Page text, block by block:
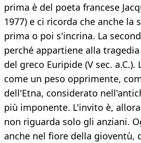
prima è del poeta francese
1977) e ci ricorda che anche la
prima o poi s'incrina. La
perché appartiene alla
del greco Euripide (V sec. a.C.).
come un peso opprimente,
dell'Etna, considerato
più imponente. L'invito è,
non riguarda solo gli anziani.
anche nel fiore della gioventù,